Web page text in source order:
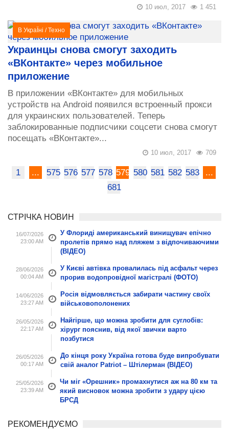
1 451
10 июл, 2017
В УкраЇні /Техно
Украинцы снова смогут заходить
«ВКонтакте» через мобильное
приложение
В приложении «ВКонтакте» для мобильных
устройств на Android появился встроенный прокси
для украинских пользователей. Теперь
заблокированные подписчики соцсети снова смогут
посещать «ВКонтакте»...
709
10 июл, 2017
1 ... 575 576 577 578 579 580 581 582 583
...
681
СТРІЧКА НОВИН
16/07/2026
23:00 AM
У Флориді американський винищувач епічно
пролетів прямо над пляжем з відпочиваючими
(ВІДЕО)
28/06/2026
00:04 AM
У Києві автівка провалилась під асфальт через
прорив водопровідної магістралі (ФОТО)
14/06/2026
23:27 AM
Росія відмовляється забирати частину своїх
військовополонених
26/05/2026
22:17 AM
Найгірше, що можна зробити для суглобів:
хірург пояснив, від якої звички варто
позбутися
26/05/2026
00:17 AM
До кінця року Україна готова буде випробувати
свій аналог Patriot – Штілерман (ВІДЕО)
25/05/2026
23:39 AM
Чи міг «Орешник» промахнутися аж на 80 км та
який висновок можна зробити з удару цією
БРСД
РЕКОМЕНДУЄМО